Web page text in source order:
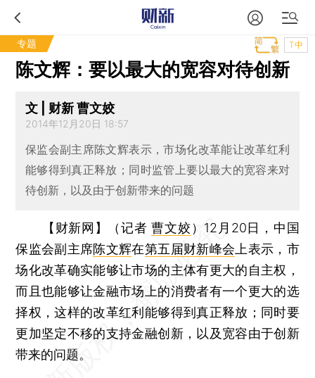
专题 T中
陈文辉：要以最大的宽容对待创新
文 | 财新 曹文姣
2014年12月20日 18:57
保监会副主席陈文辉表示，市场化改革能让改革红利
能够得到真正释放；同时监管上要以最大的宽容来对
待创新，以及由于创新带来的问题
【财新网】（记者曹文姣） 12月20日，中国
保监会副主席陈文辉在第五届财新峰会 上表示，市
场化改革确实能够让市场的主体有更大的自主权，
而且也能够让金融市场上的消费者有一个更大的选
择权，这样的改革红利能够得到真正释放；同时要
更加坚定不移的支持金融创新，以及宽容由于创新
带来的问题。